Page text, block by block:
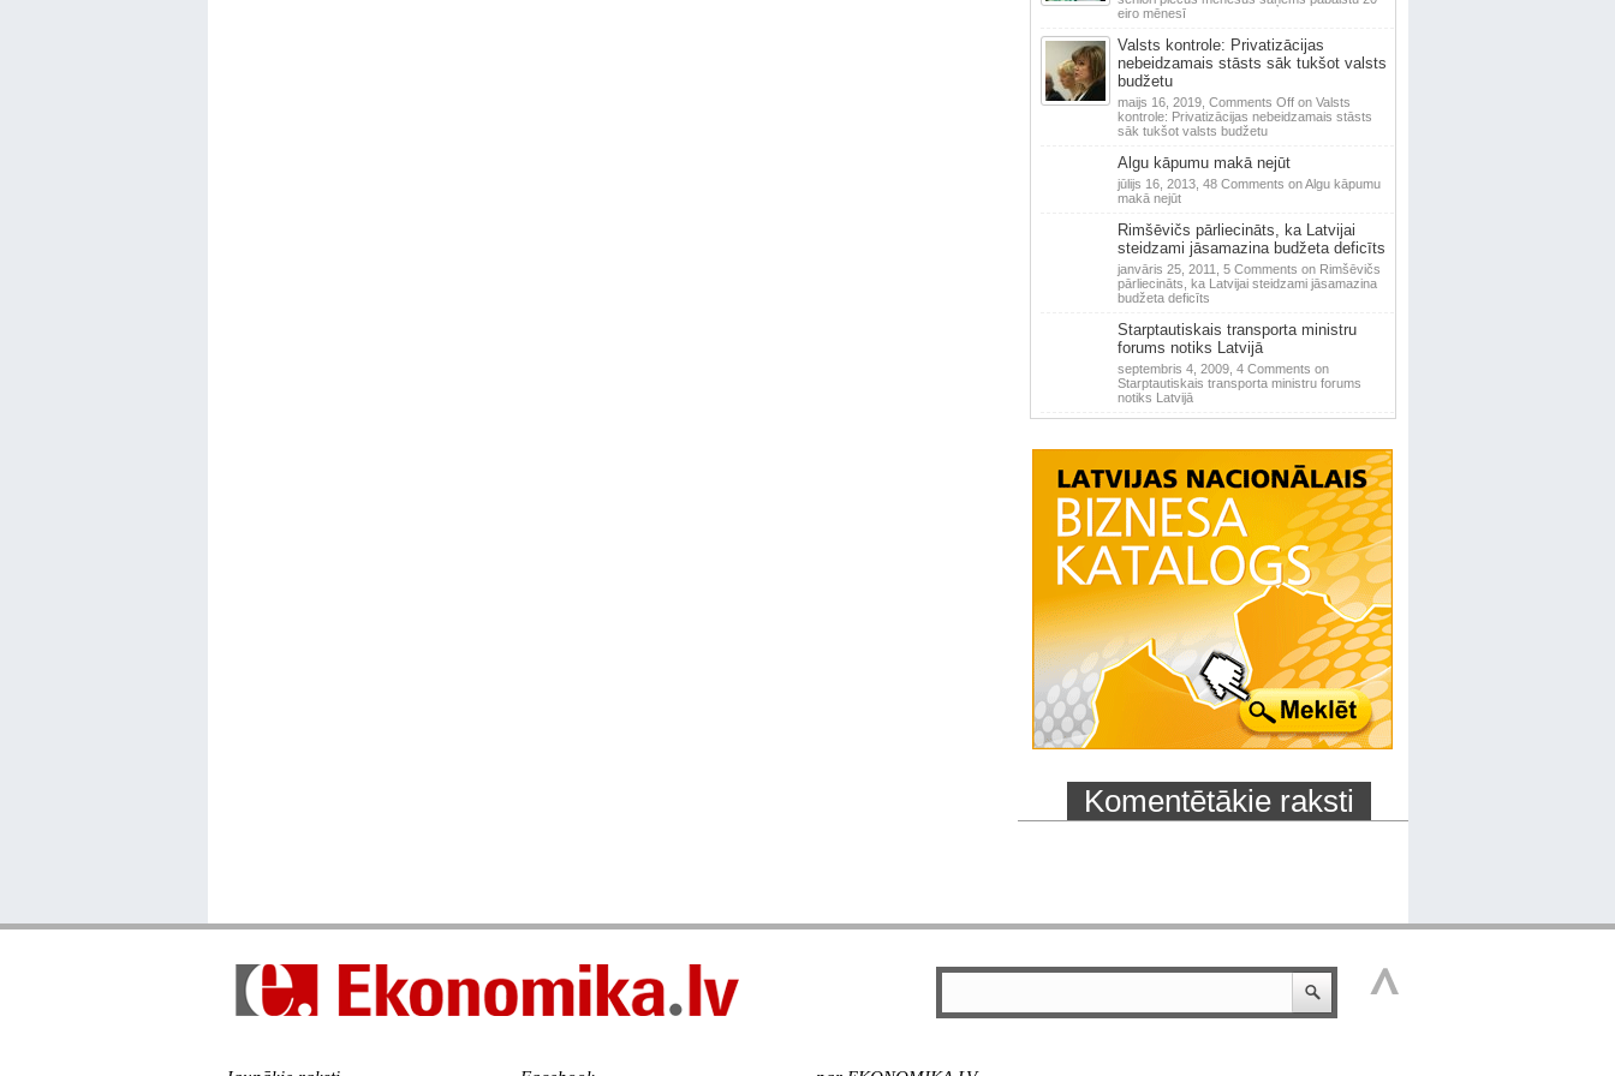
eiro mēnesī
Valsts kontrole: Privatizācijas
nebeidzamais stāsts sāk tukšot valsts
budžetu
maijs 16, 2019, Comments Offon Valsts
kontrole: Privatizācijas nebeidzamais stāsts
sāk tukšot valsts budžetu
Algu kāpumu makā nejūt
jūlijs 16, 2013, 48 Comments on Algu kāpumu
makā nejūt
Rimšēvičs pārliecināts, ka Latvijai
steidzami jāsamazina budžeta deficīts
janvāris 25, 2011, 5 Comments on Rimšēvičs
pārliecināts, ka Latvijai steidzami jāsamazina
budžeta deficīts
Starptautiskais transporta ministru
forums notiks Latvijā
septembris 4, 2009, 4 Comments on
Starptautiskais transporta ministru forums
notiks Latvijā
Komentētākie raksti